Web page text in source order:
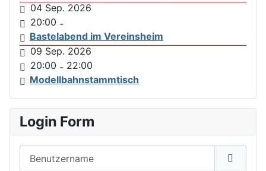
04 Sep. 2026
20:00 -
Bastelabend im Vereinsheim
09 Sep. 2026
20:00 - 22:00
Modellbahnstammtisch
Login Form